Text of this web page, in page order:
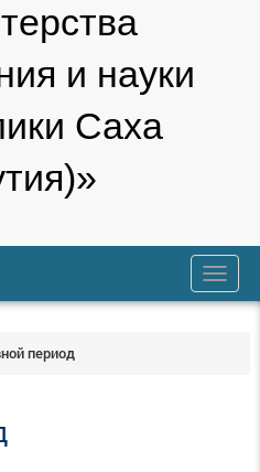
и науки
Саха
trk
период